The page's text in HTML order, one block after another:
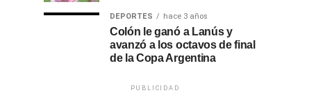
DEPORTES hace 3 años
Colón le ganó a Lanús y
avanzó a los octavos de final
de la Copa Argentina
PUBLICIDAD